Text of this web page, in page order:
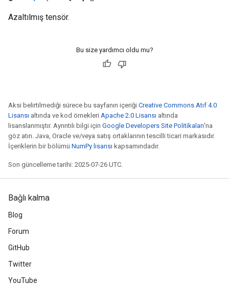
Azaltılmış tensör.
Bu size yardımcı oldu mu?
Aksi belirtilmediği sürece bu sayfanın içeriği Creative Commons Atıf 4.0
Lisansı altında ve kod örnekleri Apache 2.0 Lisansı altında
lisanslanmıştır. Ayrıntılı bilgi için Google Developers Site Politikaları'na
göz atın. Java, Oracle ve/veya satış ortaklarının tescilli ticari markasıdır.
İçeriklerin bir bölümü NumPy lisansı kapsamındadır.
Son güncelleme tarihi: 2025-07-26 UTC.
Bağlı kalma
Blog
Forum
GitHub
Twitter
YouTube